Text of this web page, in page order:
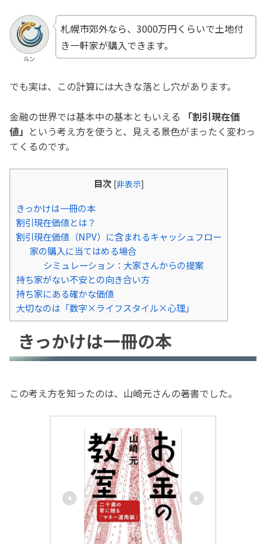
ルン
札幌市郊外なら、3000万円くらいで土地付
き一軒家が購入できます。
でも実は、この計算には大きな落とし穴があります。
金融の世界では基本中の基本ともいえる
「割引現在価
値」 という考え方を使うと、見える景色がまったく変わっ
てくるのです。
目次 [非表示]
きっかけは一冊の本
割引現在価値とは？
割引現在価値（NPV）に含まれるキャッシュフロー
家の購入に当てはめる場合
シミュレーション：大家さんからの提案
持ち家がない不安との向き合い方
持ち家にある確かな価値
大切なのは「数字×ライフスタイル×心理」
きっかけは一冊の本
この考え方を知ったのは、山崎元さんの著書でした。